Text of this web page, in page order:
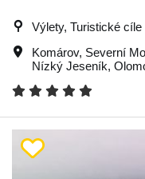
Výlety, Turistické cíle
Komárov, Severní
Nízký Jeseník,